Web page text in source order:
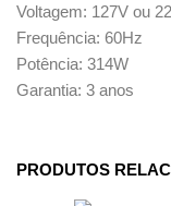
Voltagem: 127V ou
Frequência: 60Hz
Potência: 314W
Garantia: 3 anos
PRODUTOS